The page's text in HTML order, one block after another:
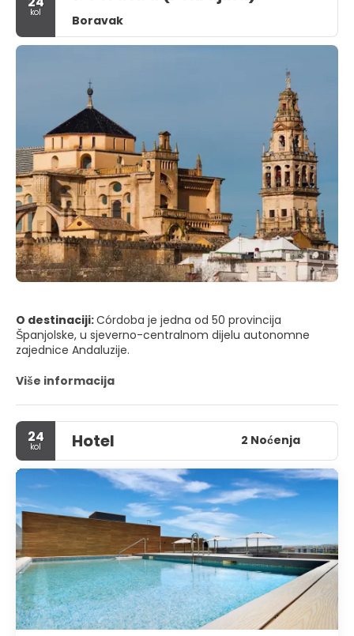
kol
Boravak
O destinaciji:Córdoba je jedna od 50 provincija
Španjolske, u sjeverno-centralnom dijelu autonomne
zajednice Andaluzije.
Više informacija
24
kol Hotel 2 Noćenja